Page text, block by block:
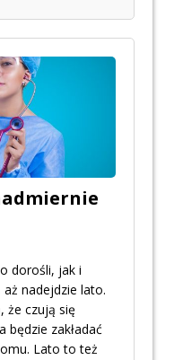
dorośli, jak i
nadejdzie lato.
że czują się
będzie zakładać
Lato to też